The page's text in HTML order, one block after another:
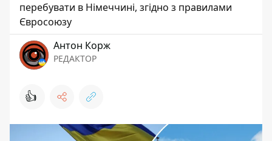
перебувати в Німеччині, згідно з правилами
Євросоюзу
Антон Корж
РЕДАКТОР
👍